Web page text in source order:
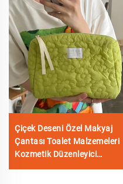
Çiçek Deseni Özel Makyaj
Çantası Toalet Malzemeleri
Kozmetik Düzenleyici
Ferace Seyahat Temizleme